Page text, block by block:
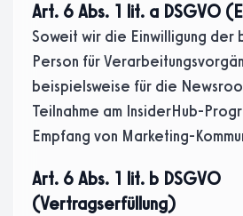
Art. 6 Abs. 1 lit. a DSGVO
Soweit wir die Einwilligung
Person für
beispielsweise für die
Teilnahme am InsiderHub-
Empfang von Marketing-
Art. 6 Abs. 1 lit. b DSGVO
(Vertragserfüllung)